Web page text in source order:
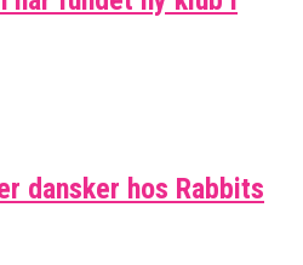
dansker hos Rabbits